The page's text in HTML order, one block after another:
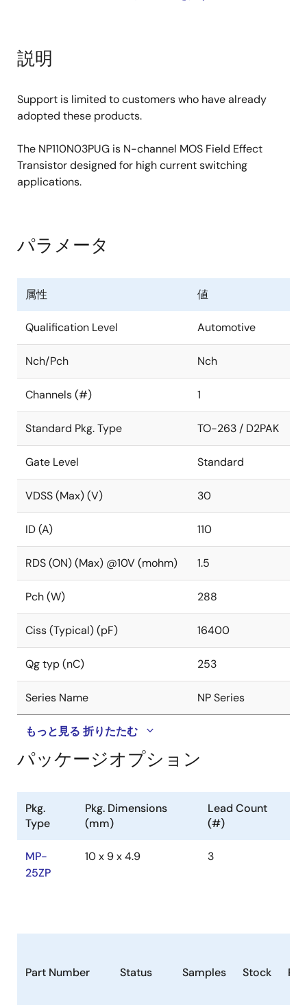
説明
Support is limited to customers who have already
adopted these products.
The NP110N03PUG is N-channel MOS Field Effect
Transistor designed for high current switching
applications.
パラメータ
属性 値
Qualification Level Automotive
Nch/Pch Nch
Channels (#) 1
Standard Pkg. Type TO-263 / D2PAK
Gate Level Standard
VDSS (Max) (V) 30
ID (A) 110
RDS (ON) (Max) @10V (mohm) 1.5
Pch (W) 288
Ciss (Typical) (pF) 16400
Qg typ (nC) 253
Series Name NP Series
もっと見る 折りたたむ
パッケージオプション
Pkg.
Type
Pkg. Dimensions
(mm)
Lead Count
(#)
MP-
25ZP
10 x 9 x 4.9 3
Part Number Status Samples Stock